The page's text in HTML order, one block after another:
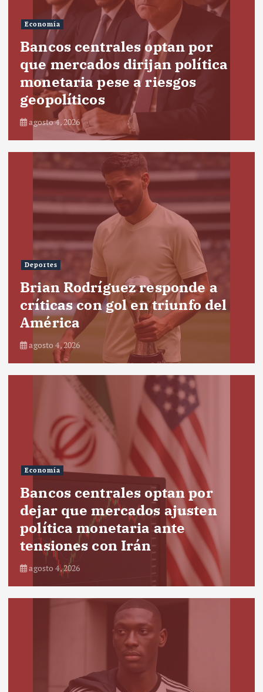
Economía
Bancos centrales optan por
que mercados dirijan política
monetaria pese a riesgos
geopolíticos
agosto 4, 2026
Deportes
Brian Rodríguez responde a
críticas con gol en triunfo del
América
agosto 4, 2026
Economía
Bancos centrales optan por
dejar que mercados ajusten
política monetaria ante
tensiones con Irán
agosto 4, 2026